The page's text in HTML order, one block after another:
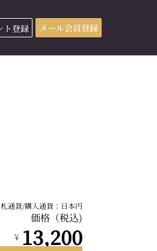
ト登録 メール会員登録
札通貨/購入通貨：日本円
価格（税込)
¥ 13,200